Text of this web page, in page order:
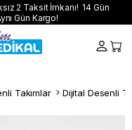
2 Taksit İmkanı! 14 Gün
Gün Kargo!
Takımlar Dijital Desenli